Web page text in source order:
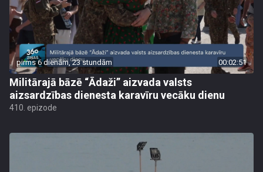
pirms 6 dienām, 23 stundām 00:02:51
Militārajā bāzē “Ādaži” aizvada valsts
aizsardzības dienesta karavīru vecāku dienu
410. epizode